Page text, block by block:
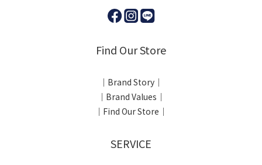
Find Our Store
｜Brand Story｜
｜Brand Values｜
｜Find Our Store｜
SERVICE